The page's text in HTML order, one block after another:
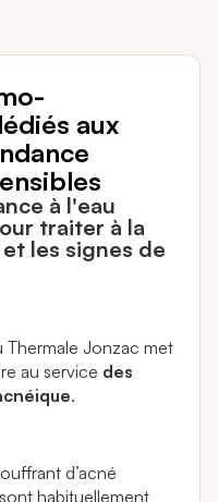
aux
à l'eau
traiter à la
les signes de
Thermale Jonzac met
au service des
.
d’acné
habituellement